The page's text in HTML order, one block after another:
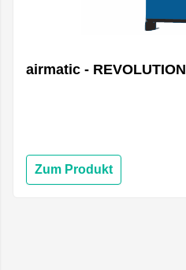
airmatic - REVOLUTION
Zum Produkt